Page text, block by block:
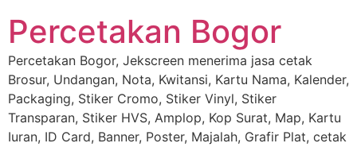
Percetakan Bogor
Percetakan Bogor, Jekscreen menerima jasa cetak
Brosur, Undangan, Nota, Kwitansi, Kartu Nama, Kalender,
Packaging, Stiker Cromo, Stiker Vinyl, Stiker
Transparan, Stiker HVS, Amplop, Kop Surat, Map, Kartu
Iuran, ID Card, Banner, Poster, Majalah, Grafir Plat, cetak